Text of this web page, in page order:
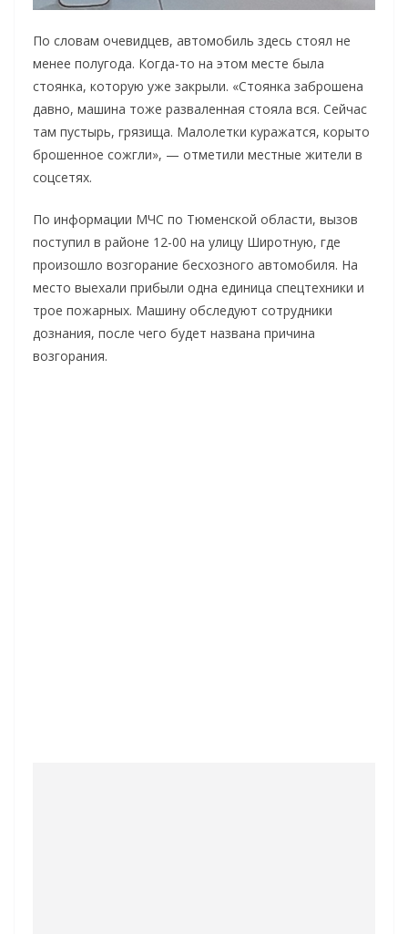
По словам очевидцев, автомобиль здесь стоял не
менее полугода. Когда-то на этом месте была
стоянка, которую уже закрыли. «Стоянка заброшена
давно, машина тоже разваленная стояла вся. Сейчас
там пустырь, грязища. Малолетки куражатся, корыто
брошенное сожгли», — отметили местные жители в
соцсетях.
По информации МЧС по Тюменской области, вызов
поступил в районе 12-00 на улицу Широтную, где
произошло возгорание бесхозного автомобиля. На
место выехали прибыли одна единица спецтехники и
трое пожарных. Машину обследуют сотрудники
дознания, после чего будет названа причина
возгорания.